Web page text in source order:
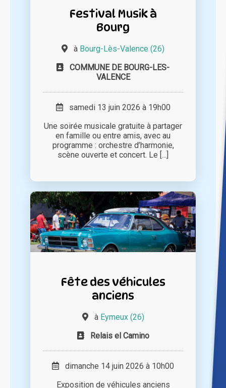
Festival Musik à
Bourg
à Bourg-Lès-Valence (26)
COMMUNE DE BOURG-LES-
VALENCE
samedi 13 juin 2026 à 19h00
Une soirée musicale gratuite à partager
en famille ou entre amis, avec au
programme : orchestre d’harmonie,
scène ouverte et concert. Le [...]
Fête des véhicules
anciens
à Eymeux (26)
Relais el Camino
dimanche 14 juin 2026 à 10h00
Exposition de véhicules anciens